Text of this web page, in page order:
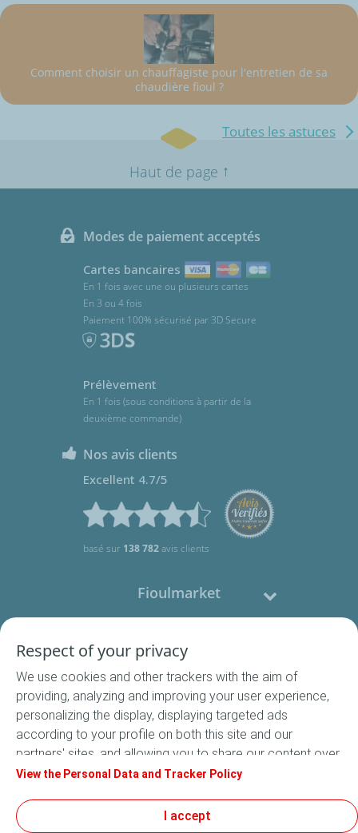
Comment choisir un chauffagiste pour l'entretien de sa
chaudière fioul ?
Toutes les astuces
Haut de page ↑
Modes de paiement acceptés
Cartes bancaires
En 1 fois avec une ou plusieurs cartes
En 3 ou 4 fois
Paiement 100% sécurisé par 3D Secure
Prélèvement
En 1 fois (sous conditions à partir de la
deuxième commande)
Nos avis clients
Excellent 4.7/5
basé sur 138 782avis clients
Fioulmarket
Nous contacter
Suivez-nous
Conditions Générales de Vente
Respect of your privacy
We use cookies and other trackers with the aim of
providing, analyzing and improving your user experience,
personalizing the display, displaying targeted ads
according to your profile on both this site and our
partners' sites, and allowing you to share our content over
social media. In accordance with French legislation,
default. You can change your cookie settings at any time
View the Personal Data and Tracker Policy
I accept